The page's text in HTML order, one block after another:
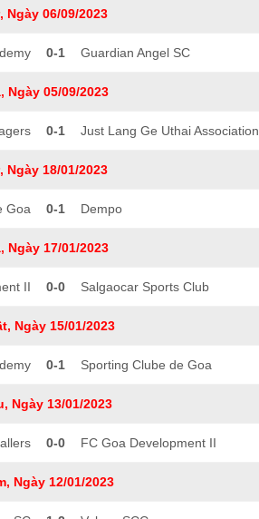
Ngày 06/09/2023
0-1 Guardian Angel SC
Ngày 05/09/2023
0-1 Just Lang Ge Uthai Association
Ngày 18/01/2023
Goa 0-1 Dempo
Ngày 17/01/2023
II 0-0 Salgaocar Sports Club
Ngày 15/01/2023
0-1 Sporting Clube de Goa
Ngày 13/01/2023
0-0 FC Goa Development II
Ngày 12/01/2023